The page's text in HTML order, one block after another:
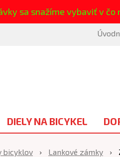
sa snažíme vybaviť v
DIELY NA BICYKEL
bicyklov Lankové zámky